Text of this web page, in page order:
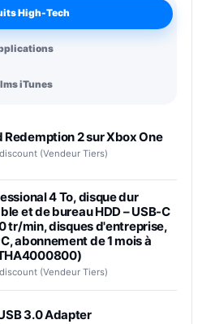
High-Tech
iTunes
Redemption 2 sur Xbox One
(Vendeur Tiers)
4 To, disque dur
et de bureau HDD – USB-C
tr/min, disques d'entreprise,
abonnement de 1 mois à
(Vendeur Tiers)
3.0 Adapter